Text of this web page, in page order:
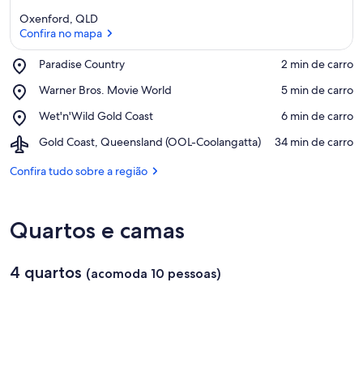
Oxenford, QLD
Confira no mapa
Paradise Country
Place,
Country
‪2 min de carro‬
Warner Bros. Movie World
Place,
Bros.
World
‪5 min de carro‬
Wet'n'Wild Gold Coast
Place,
Gold
‪6 min de carro‬
Gold Coast, Queensland (OOL-Coolangatta)
Airport,
Coast,
‪34 min de carro‬
Confira tudo sobre a região
Quartos e camas
4 quartos (acomoda 10 pessoas)